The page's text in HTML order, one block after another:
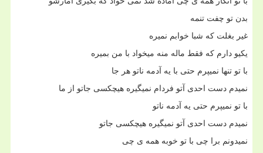
بدن تو چفت تنمه
غیر بغلت که شبا خوابم نمیره
یکیو دارم که فقط ماله منه میخواد با من بمیره
با تو تنها نمیپرم حتی با یه آدمه ناتو هر جا
نمیدم دست احدی آتو فردام نمیگیره هیچکسی جاتو از ما
با تو نمیپرم حتی یه آدمه ناتو
نمیدم دست احدی آتو نمیگیره هیچکسی جاتو
نمیدونم برا چی با تو خوبه همه ی چی